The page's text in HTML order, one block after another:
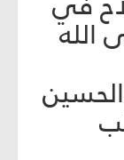
الله
الحسين